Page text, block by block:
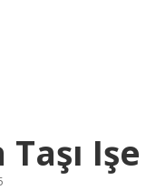
Taşı